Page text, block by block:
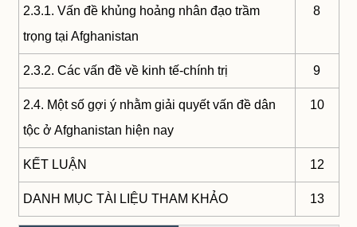
2.3.1. Vấn đề khủng hoảng nhân đạo trầm
trọng tại Afghanistan
8
2.3.2. Các vấn đề về kinh tế-chính trị 9
2.4. Một số gợi ý nhằm giải quyết vấn đề dân
tộc ở Afghanistan hiện nay
10
KẾT LUẬN 12
DANH MỤC TÀI LIỆU THAM KHẢO 13